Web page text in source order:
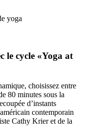
yoga
le cycle «Yoga at
choisissez entre
80 minutes sous la
d’instants
contemporain
Cathy Krier et de la